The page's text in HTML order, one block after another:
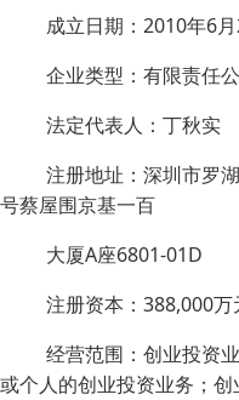
成立日期：2010年6
企业类型：有限责任
法定代表人：丁秋实
注册地址：深圳市罗
号蔡屋围京基一百
大厦A座6801-01D
注册资本：388,000万
经营范围：创业投资
或个人的创业投资业务；